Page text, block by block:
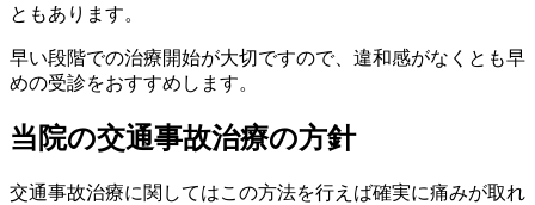
ともあります。
早い段階での治療開始が大切ですので、違和感がなくとも早
めの受診をおすすめします。
当院の交通事故治療の方針
交通事故治療に関してはこの方法を行えば確実に痛みが取れ